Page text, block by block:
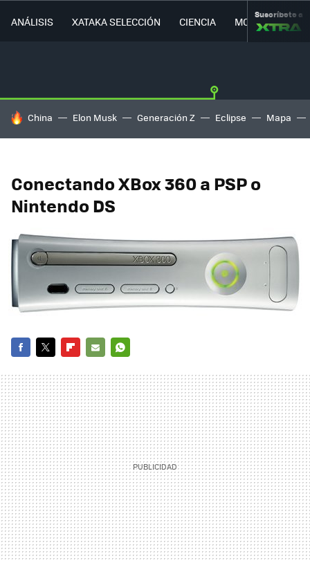
ANÁLISIS XATAKA SELECCIÓN CIENCIA MOVILIDAD
Suscríbete a
HOY SE HABLA DE
China Elon Musk Generación Z Eclipse Mapa
Conectando XBox 360 a PSP o
Nintendo DS
MAIL